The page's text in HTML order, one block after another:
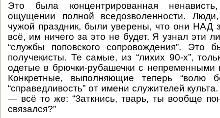
Это была концентрированная
ощущении полной вседозволенности.
чужой праздник, были уверены, что они НАД
всё, им ничего за это не будет. Я узнал эти
“службы поповского сопровождения”. Это
получекисты. Те самые, из “лихих 90-х”,
одетые в брючки-рубашечки с непременными
Конкретные, выполняющие теперь “волю
“справедливость” от имени служителей
— всё то же: “Заткнись, тварь, ты вообще
связался?”